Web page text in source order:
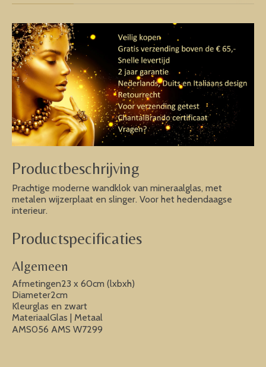
Productbeschrijving
Prachtige moderne wandklok van mineraalglas, met
metalen wijzerplaat en slinger. Voor het hedendaagse
interieur.
Productspecificaties
Algemeen
Afmetingen23 x 60cm (lxbxh)
Diameter2cm
Kleurglas en zwart
MateriaalGlas | Metaal
AMS056 AMS W7299